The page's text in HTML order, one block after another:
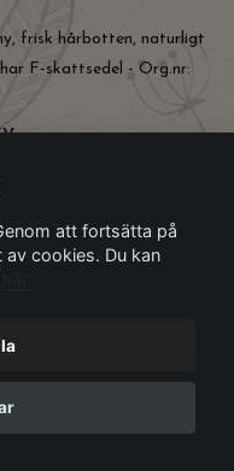
frisk hårbotten, naturligt
F-skattsedel - Org.nr:
Ratan
att fortsätta på
av cookies. Du kan